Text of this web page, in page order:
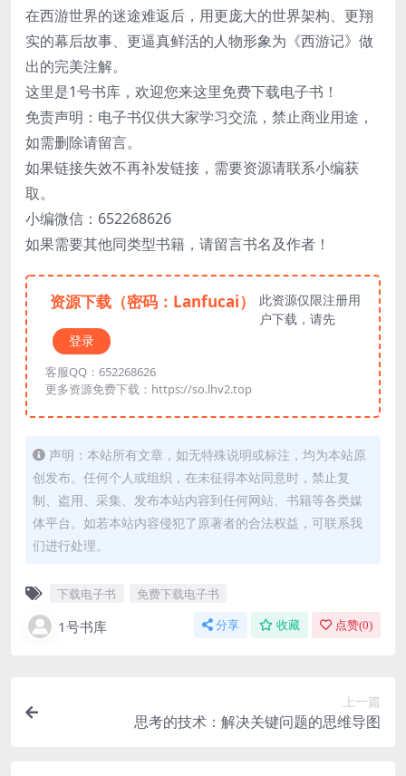
在西游世界的迷途难返后，用更庞大的世界架构、更翔
实的幕后故事、更逼真鲜活的人物形象为《西游记》做
出的完美注解。
这里是1号书库，欢迎您来这里免费下载电子书！
免责声明：电子书仅供大家学习交流，禁止商业用途，
如需删除请留言。
如果链接失效不再补发链接，需要资源请联系小编获
取。
小编微信：652268626
如果需要其他同类型书籍，请留言书名及作者！
资源下载（密码：Lanfucai）
此资源仅限注册用
户下载，请先
登录
客服QQ：652268626
更多资源免费下载：https://so.lhv2.top
声明：本站所有文章，如无特殊说明或标注，均为本站原
创发布。任何个人或组织，在未征得本站同意时，禁止复
制、盗用、采集、发布本站内容到任何网站、书籍等各类媒
体平台。如若本站内容侵犯了原著者的合法权益，可联系我
们进行处理。
下载电子书 免费下载电子书
1号书库 分享 收藏 点赞(0)
上一篇
思考的技术：解决关键问题的思维导图